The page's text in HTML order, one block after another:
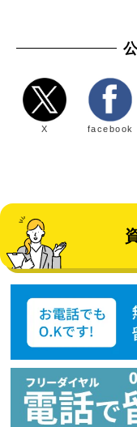
X facebook